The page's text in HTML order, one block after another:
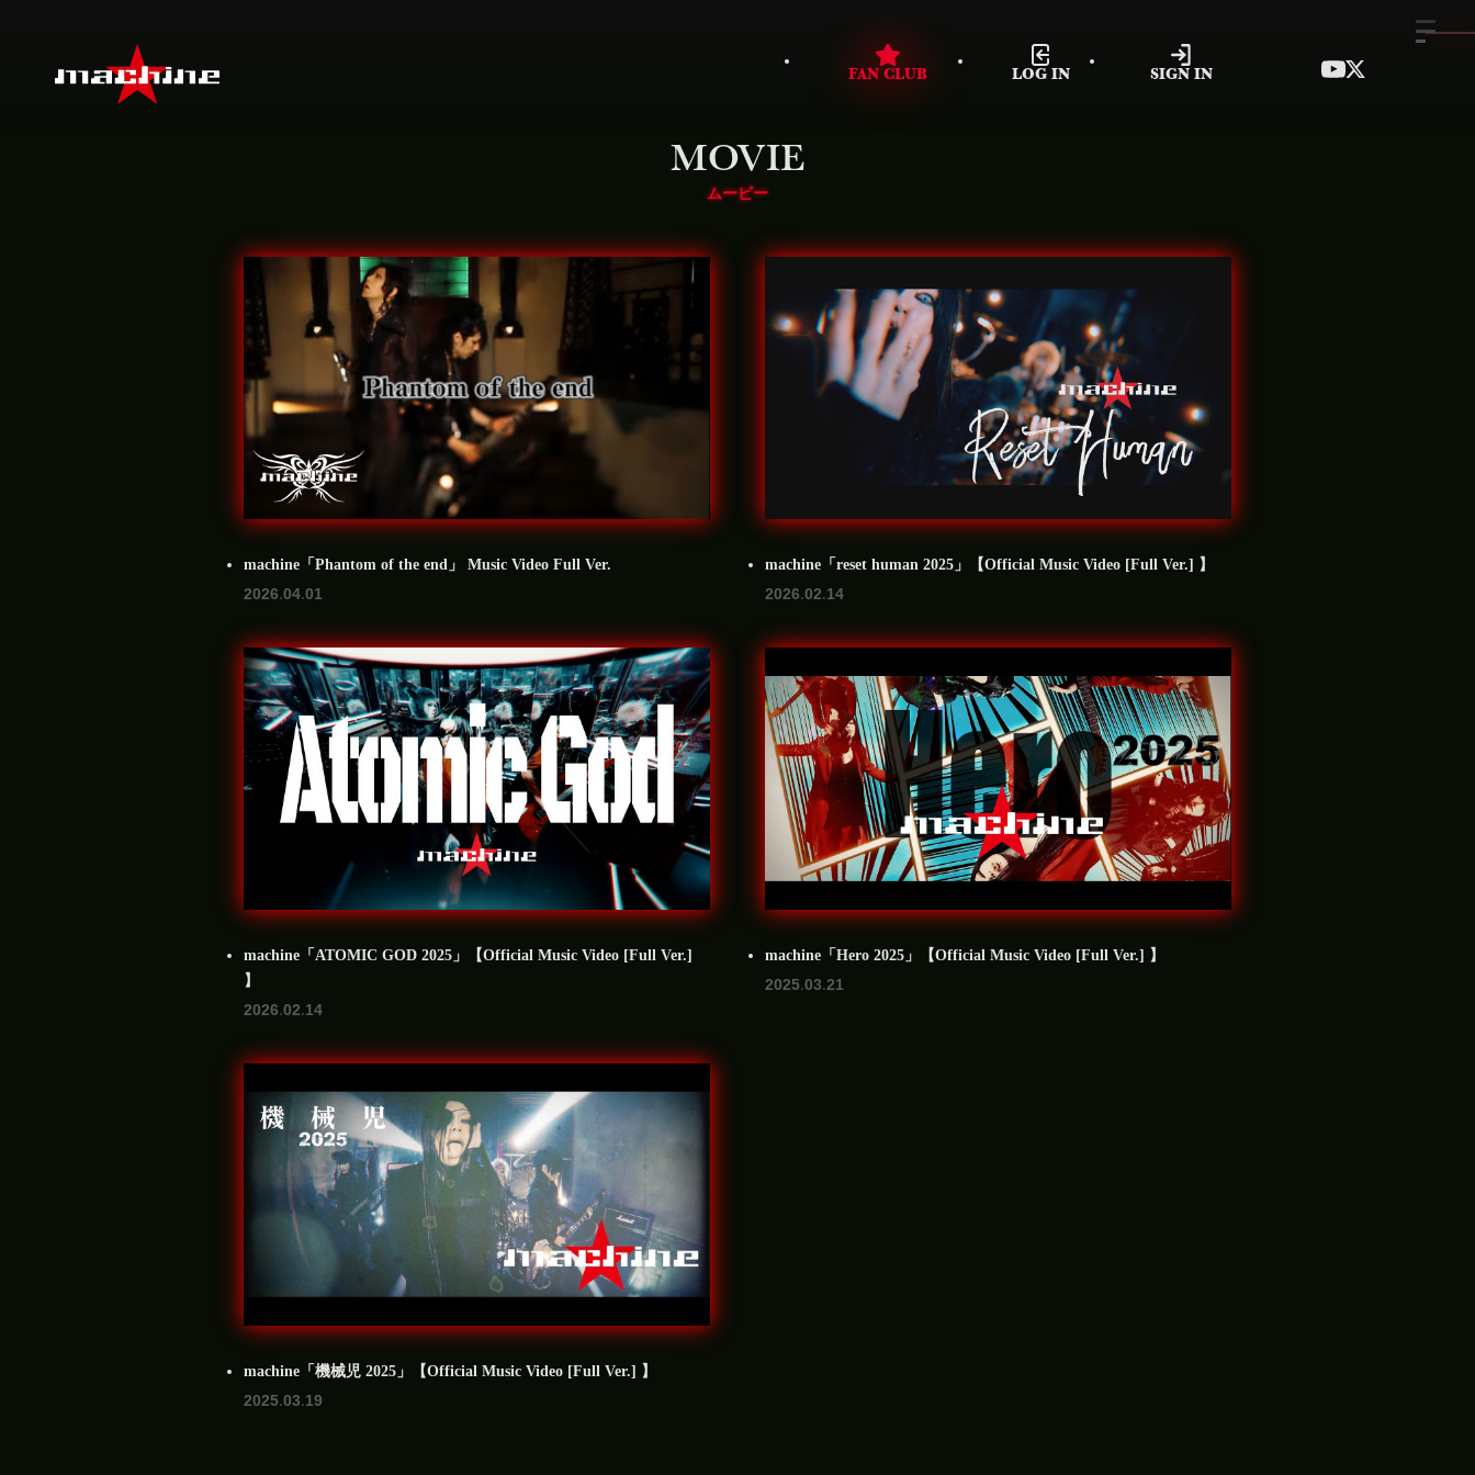
FAN CLUB LOG IN SIGN IN
MOVIE
ムービー
machine「Phantom of the end」 Music Video Full Ver.
2026.04.01
machine「reset human 2025」【Official Music Video [Full Ver.] 】
2026.02.14
machine「ATOMIC GOD 2025」【Official Music Video [Full Ver.]
】
2026.02.14
machine「Hero 2025」【Official Music Video [Full Ver.] 】
2025.03.21
machine「機械児 2025」【Official Music Video [Full Ver.] 】
2025.03.19